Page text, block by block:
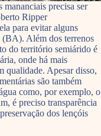
mananciais precisa ser
Ripper
para evitar alguns
(BA). Além dos terrenos
do território semiárido é
onde há mais
qualidade. Apesar disso,
são também
como, por exemplo, o
é preciso transparência
dos lençóis